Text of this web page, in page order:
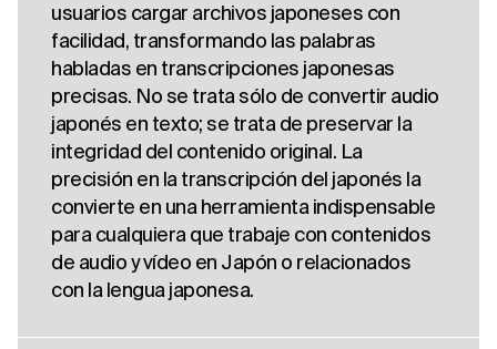
usuarios cargar archivos japoneses con
facilidad, transformando las palabras
habladas en transcripciones japonesas
precisas. No se trata sólo de convertir audio
japonés en texto; se trata de preservar la
integridad del contenido original. La
precisión en la transcripción del japonés la
convierte en una herramienta indispensable
para cualquiera que trabaje con contenidos
de audio y vídeo en Japón o relacionados
con la lengua japonesa.